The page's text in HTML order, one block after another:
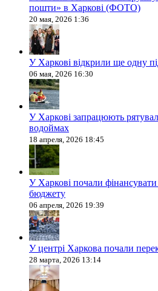
пошти» в Харкові (ФОТО)
20 мая, 2026 1:36
У Харкові відкрили ще одну
06 мая, 2026 16:30
У Харкові запрацюють
водоймах
18 апреля, 2026 18:45
У Харкові почали
бюджету
06 апреля, 2026 19:39
У центрі Харкова почали
28 марта, 2026 13:14